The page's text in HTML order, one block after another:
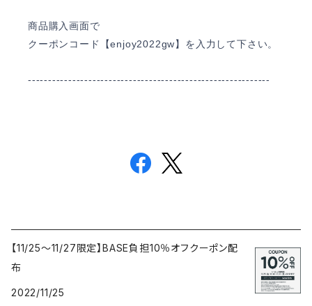
商品購入画面で
クーポンコード【enjoy2022gw】を入力して下さい。
------------------------------------------------------------
【11/25～11/27限定】BASE負担10％オフクーポン配
布
2022/11/25